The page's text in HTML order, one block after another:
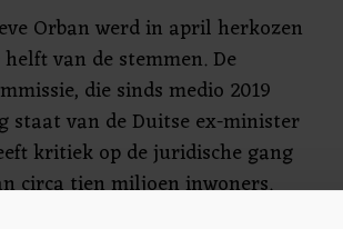
Orban werd in april herkozen
van de stemmen. De
die sinds medio 2019
staat van de Duitse ex-minister
kritiek op de juridische gang
circa tien miljoen inwoners.
moet Orban daarom wetten